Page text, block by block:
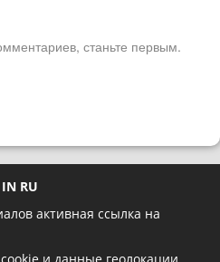
станьте первым.
IN RU
активная ссылка на